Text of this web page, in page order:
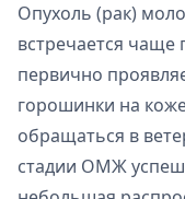
Опухоль (рак)
встречается чаще
первично
горошинки на
обращаться в
стадии ОМЖ